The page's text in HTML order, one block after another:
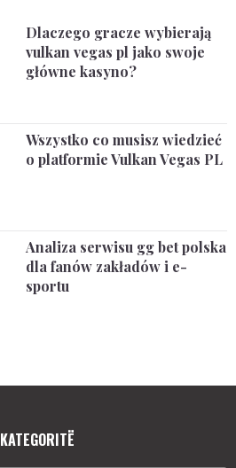
Dlaczego gracze wybierają
vulkan vegas pl jako swoje
główne kasyno?
Wszystko co musisz wiedzieć
o platformie Vulkan Vegas PL
Analiza serwisu gg bet polska
dla fanów zakładów i e-
sportu
KATEGORITË